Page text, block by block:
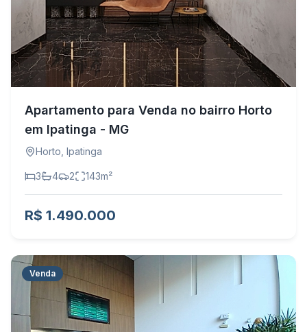
Apartamento para Venda no bairro Horto
em Ipatinga - MG
Horto Ipatinga
3 4 2 143m²
R$ 1.490.000
Venda